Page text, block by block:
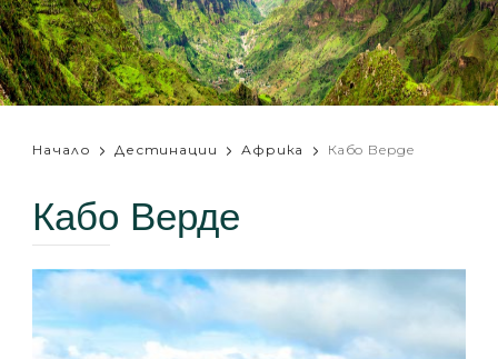
Начало Дестинации Африка Кабо Верде
Кабо Верде